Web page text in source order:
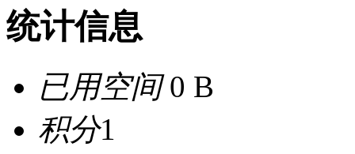
统计信息
已用空间0 B
积分1